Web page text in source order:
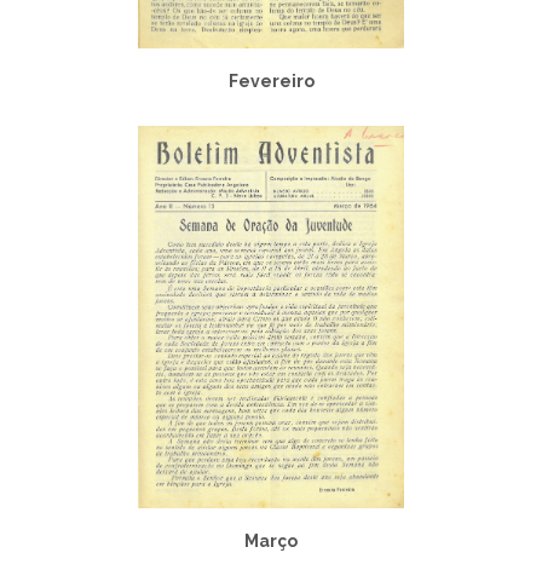
Fevereiro
Março